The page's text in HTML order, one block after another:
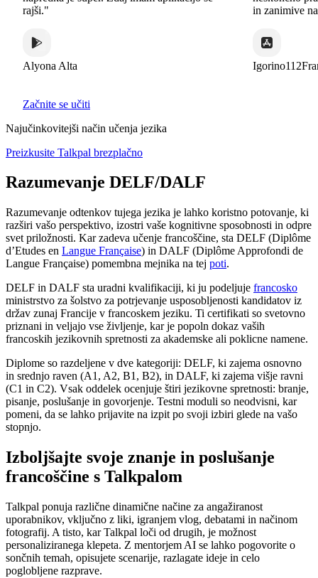
rajši."
Alyona Alta
in zanimive
Igorino112France
Začnite se učiti
Najučinkovitejši način učenja jezika
Preizkusite Talkpal brezplačno
Razumevanje DELF/DALF
Razumevanje odtenkov tujega jezika je lahko koristno potovanje, ki
razširi vašo perspektivo, izostri vaše kognitivne sposobnosti in odpre
svet priložnosti. Kar zadeva učenje francoščine, sta DELF (Diplôme
d’Etudes en Langue Française) in DALF (Diplôme Approfondi de
Langue Française) pomembna mejnika na tej poti.
DELF in DALF sta uradni kvalifikaciji, ki ju podeljuje francosko
ministrstvo za šolstvo za potrjevanje usposobljenosti kandidatov iz
držav zunaj Francije v francoskem jeziku. Ti certifikati so svetovno
priznani in veljajo vse življenje, kar je popoln dokaz vaših
francoskih jezikovnih spretnosti za akademske ali poklicne namene.
Diplome so razdeljene v dve kategoriji: DELF, ki zajema osnovno
in srednjo raven (A1, A2, B1, B2), in DALF, ki zajema višje ravni
(C1 in C2). Vsak oddelek ocenjuje štiri jezikovne spretnosti: branje,
pisanje, poslušanje in govorjenje. Testni moduli so neodvisni, kar
pomeni, da se lahko prijavite na izpit po svoji izbiri glede na vašo
stopnjo.
Izboljšajte svoje znanje in poslušanje
francoščine s Talkpalom
Talkpal ponuja različne dinamične načine za angažiranost
uporabnikov, vključno z liki, igranjem vlog, debatami in načinom
fotografij. A tisto, kar Talkpal loči od drugih, je možnost
personaliziranega klepeta. Z mentorjem AI se lahko pogovorite o
sončnih temah, opisujete scenarije, razlagate ideje in celo
poglobljene razprave.